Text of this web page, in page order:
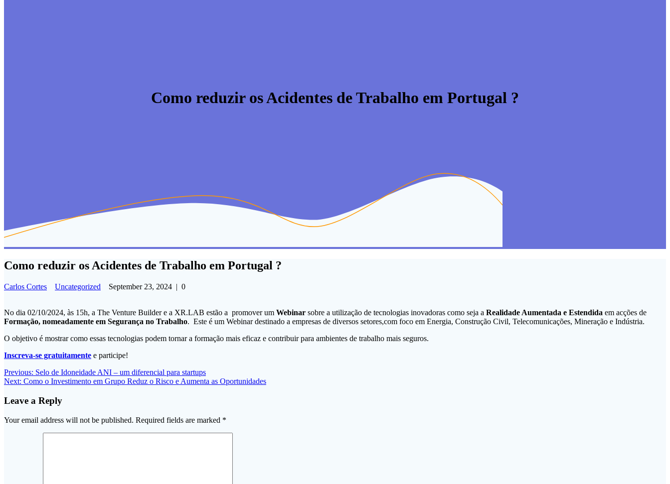
Como reduzir os Acidentes de Trabalho em Portugal ?
Como reduzir os Acidentes de Trabalho em Portugal ?
Carlos Cortes Uncategorized September 23, 2024 | 0
No dia 02/10/2024, às 15h, a The Venture Builder e a XR.LAB estão a promover um Webinar sobre a utilização de tecnologias inovadoras como seja a Realidade Aumentada e Estendida em acções de
Formação, nomeadamente em Segurança no Trabalho. Este é um Webinar destinado a empresas de diversos setores,com foco em Energia, Construção Civil, Telecomunicações, Mineração e Indústria.
O objetivo é mostrar como essas tecnologias podem tornar a formação mais eficaz e contribuir para ambientes de trabalho mais seguros.
Inscreva-se gratuitamente e participe!
Post
navigation
Previous: Previous
post:
Selo de Idoneidade ANI – um diferencial para startups
Next: Next
Como o Investimento em Grupo Reduz o Risco e Aumenta as Oportunidades
Leave a Reply
Your email address will not be published. Required fields are marked *